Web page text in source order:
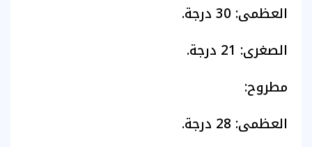
​العظمى: 30 درجة.
​الصغرى: 21 درجة.
​مطروح:
​العظمى: 28 درجة.